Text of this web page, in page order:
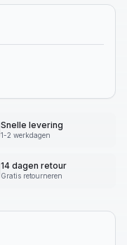
Snelle levering
1-2 werkdagen
14 dagen retour
Gratis retourneren